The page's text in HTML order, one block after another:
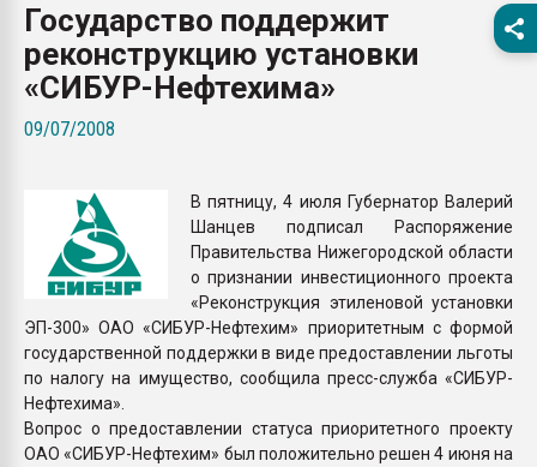
28.07.2026
ситуацией на
Государство поддержит
реконструкцию установки
«СИБУР-Нефтехима»
09/07/2008
В пятницу, 4 июля Губернатор Валерий
Шанцев подписал Распоряжение
Правительства Нижегородской области
о признании инвестиционного проекта
«Реконструкция этиленовой установки
ЭП-300» ОАО «СИБУР-Нефтехим» приоритетным с формой
государственной поддержки в виде предоставлении льготы
по налогу на имущество, сообщила пресс-служба «СИБУР-
Нефтехима».
Вопрос о предоставлении статуса приоритетного проекту
ОАО «СИБУР-Нефтехим» был положительно решен 4 июня на